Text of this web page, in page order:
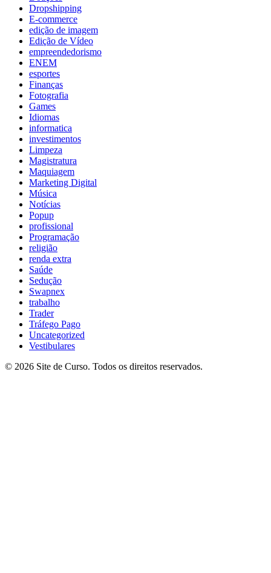
Dropshipping
E-commerce
edição de imagem
Edição de Vídeo
empreendedorismo
ENEM
esportes
Finanças
Fotografia
Games
Idiomas
informatica
investimentos
Limpeza
Magistratura
Maquiagem
Marketing Digital
Música
Notícias
Popup
profissional
Programação
religião
renda extra
Saúde
Sedução
Swapnex
trabalho
Trader
Tráfego Pago
Uncategorized
Vestibulares
© 2026 Site de Curso. Todos os direitos reservados.